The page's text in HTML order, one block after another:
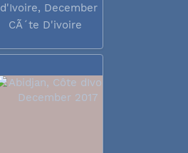
d'Ivoire, December
2017
CÃ´te D'ivoire